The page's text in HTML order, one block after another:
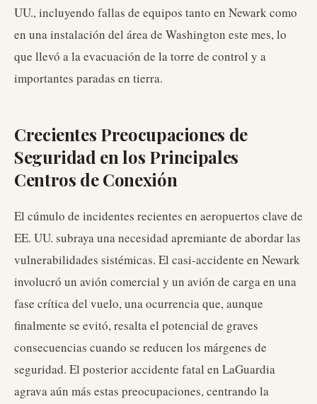
UU., incluyendo fallas de equipos tanto en Newark como
en una instalación del área de Washington este mes, lo
que llevó a la evacuación de la torre de control y a
importantes paradas en tierra.
Crecientes Preocupaciones de
Seguridad en los Principales
Centros de Conexión
El cúmulo de incidentes recientes en aeropuertos clave de
EE. UU. subraya una necesidad apremiante de abordar las
vulnerabilidades sistémicas. El casi-accidente en Newark
involucró un avión comercial y un avión de carga en una
fase crítica del vuelo, una ocurrencia que, aunque
finalmente se evitó, resalta el potencial de graves
consecuencias cuando se reducen los márgenes de
seguridad. El posterior accidente fatal en LaGuardia
agrava aún más estas preocupaciones, centrando la